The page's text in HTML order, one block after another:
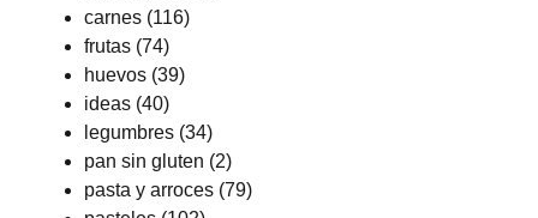
carnes (116)
frutas (74)
huevos (39)
ideas (40)
legumbres (34)
pan sin gluten (2)
pasta y arroces (79)